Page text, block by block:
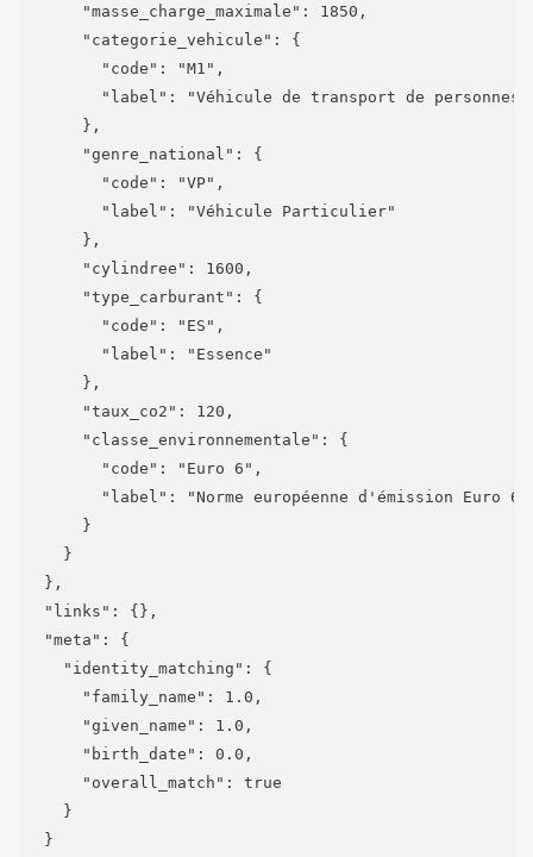
      "masse_charge_maximale": 1850,
      "categorie_vehicule": {
        "code": "M1",
"label": "Véhicule de transport de
      },
      "genre_national": {
        "code": "VP",
        "label": "Véhicule Particulier"
      },
      "cylindree": 1600,
      "type_carburant": {
        "code": "ES",
        "label": "Essence"
      },
      "taux_co2": 120,
      "classe_environnementale": {
        "code": "Euro 6",
        "label": "Norme européenne d'émission Euro 6"
      }
    }
  },
  "links": {},
  "meta": {
    "identity_matching": {
      "family_name": 1.0,
      "given_name": 1.0,
      "birth_date": 0.0,
      "overall_match": true
    }
  }